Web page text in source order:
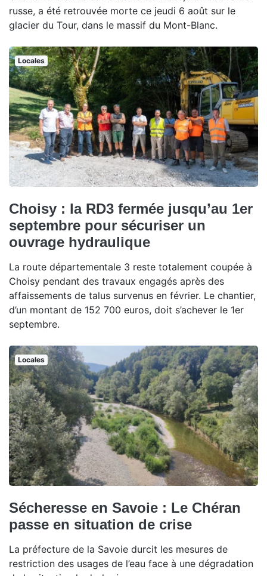
russe, a été retrouvée morte ce jeudi 6 août sur le
glacier du Tour, dans le massif du Mont-Blanc.
Locales
Choisy : la RD3 fermée jusqu’au 1er
septembre pour sécuriser un
ouvrage hydraulique
La route départementale 3 reste totalement coupée à
Choisy pendant des travaux engagés après des
affaissements de talus survenus en février. Le chantier,
d’un montant de 152 700 euros, doit s’achever le 1er
septembre.
Locales
Sécheresse en Savoie : Le Chéran
passe en situation de crise
La préfecture de la Savoie durcit les mesures de
restriction des usages de l’eau face à une dégradation